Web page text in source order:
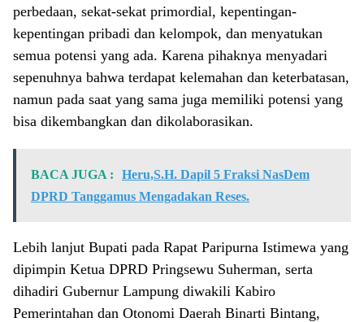
perbedaan, sekat-sekat primordial, kepentingan-
kepentingan pribadi dan kelompok, dan menyatukan
semua potensi yang ada. Karena pihaknya menyadari
sepenuhnya bahwa terdapat kelemahan dan keterbatasan,
namun pada saat yang sama juga memiliki potensi yang
bisa dikembangkan dan dikolaborasikan.
BACA JUGA :
Heru,S.H. Dapil 5 Fraksi NasDem
DPRD Tanggamus Mengadakan Reses.
Lebih lanjut Bupati pada Rapat Paripurna Istimewa yang
dipimpin Ketua DPRD Pringsewu Suherman, serta
dihadiri Gubernur Lampung diwakili Kabiro
Pemerintahan dan Otonomi Daerah Binarti Bintang,